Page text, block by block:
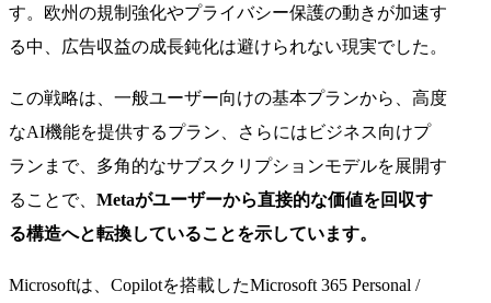
す。欧州の規制強化やプライバシー保護の動きが加速す
る中、広告収益の成長鈍化は避けられない現実でした。
この戦略は、一般ユーザー向けの基本プランから、高度
なAI機能を提供するプラン、さらにはビジネス向けプ
ランまで、多角的なサブスクリプションモデルを展開す
ることで、 Metaがユーザーから直接的な価値を回収す
る構造へと転換していることを示しています。
Microsoftは、Copilotを搭載したMicrosoft 365 Personal /